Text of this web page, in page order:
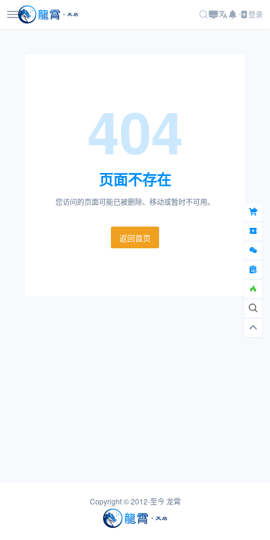
登录
404
页面不存在
您访问的页面可能已被删除、移动或暂时不可用。
返回首页
Copyright © 2012-至今龙霄